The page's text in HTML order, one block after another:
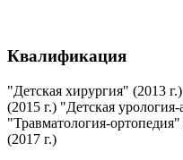
Квалификация
"Детская хирургия" (2013
(2015 г.) "Детская
"Травматология-
(2017 г.)